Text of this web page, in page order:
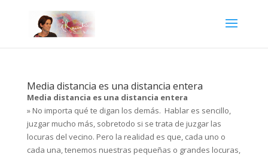
Media distancia es una distancia entera
Media distancia es una distancia entera
» No importa qué te digan los demás. Hablar es sencillo,
juzgar mucho más, sobretodo si se trata de juzgar las
locuras del vecino. Pero la realidad es que, cada uno o
cada una, tenemos nuestras pequeñas o grandes locuras,